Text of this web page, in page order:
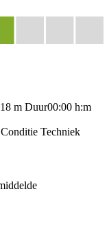
m Duur00:00 h:m
Conditie Techniek